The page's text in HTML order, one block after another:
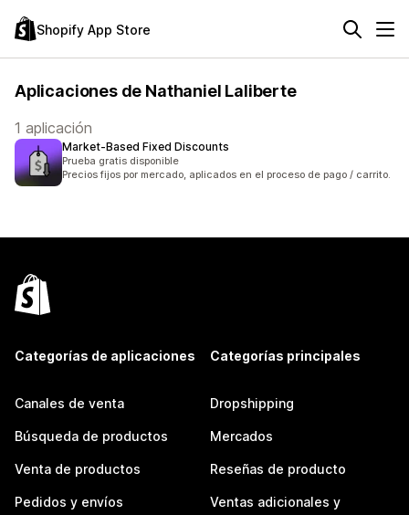
Shopify App Store
Aplicaciones de Nathaniel Laliberte
1 aplicación
Market‑Based Fixed Discounts
Prueba gratis disponible
Precios fijos por mercado, aplicados en el proceso de pago / carrito.
Categorías de aplicaciones
Canales de venta
Búsqueda de productos
Venta de productos
Pedidos y envíos
Categorías principales
Dropshipping
Mercados
Reseñas de producto
Ventas adicionales y